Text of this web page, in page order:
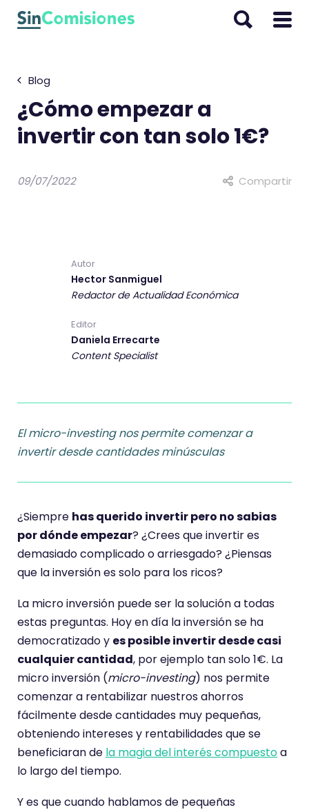
Blog
¿Cómo empezar a
invertir con tan solo 1€?
09/07/2022 Compartir
Autor
Hector Sanmiguel
Redactor de Actualidad Económica
Editor
Daniela Errecarte
Content Specialist
El micro-investing nos permite comenzar a
invertir desde cantidades minúsculas
¿Siempre has querido invertir pero no sabias
por dónde empezar? ¿Crees que invertir es
demasiado complicado o arriesgado? ¿Piensas
que la inversión es solo para los ricos?
La micro inversión puede ser la solución a todas
estas preguntas. Hoy en día la inversión se ha
democratizado y es posible invertir desde casi
cualquier cantidad, por ejemplo tan solo 1€. La
micro inversión (micro-investing) nos permite
comenzar a rentabilizar nuestros ahorros
fácilmente desde cantidades muy pequeñas,
obteniendo intereses y rentabilidades que se
beneficiaran de la magia del interés compuestoa
lo largo del tiempo.
Y es que cuando hablamos de pequeñas